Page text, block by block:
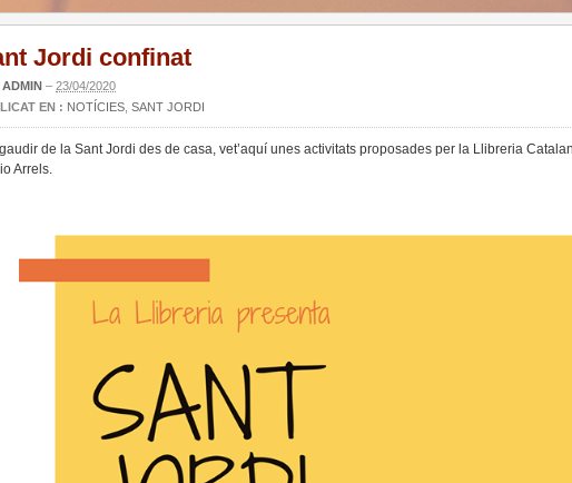
Jordi confinat
ADMIN – 23/04/2020
EN : NOTÍCIES SANT JORDI
de la Sant Jordi des de casa, vet’aquí unes activitats proposades per la Llibreria
Arrels.